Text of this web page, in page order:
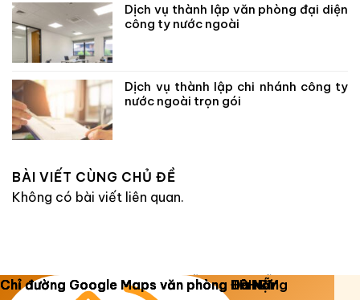
Dịch vụ thành lập văn phòng đại diện
công ty nước ngoài
Dịch vụ thành lập chi nhánh công ty
nước ngoài trọn gói
BÀI VIẾT CÙNG CHỦ ĐỀ
Không có bài viết liên quan.
Copyright 2026 © Luật Dương Gia